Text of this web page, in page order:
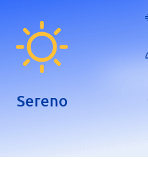
Sereno